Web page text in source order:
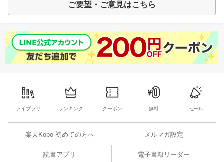
ご要望・ご意見はこちら
ライブラリ ランキング クーポン 無料 セール
楽天Kobo 初めての方へ メルマガ設定
読書アプリ 電子書籍リーダー